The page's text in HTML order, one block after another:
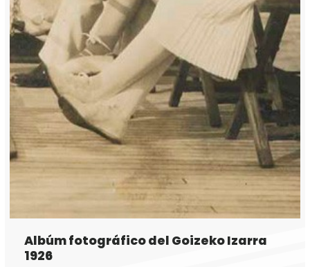
Albúm fotográfico del Goizeko Izarra
1926